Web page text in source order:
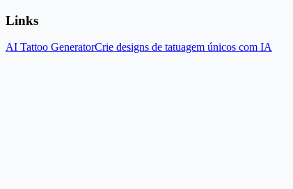
Links
AI Tattoo GeneratorCrie designs de tatuagem únicos com IA